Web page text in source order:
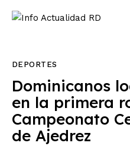
DEPORTES
Dominicanos
en la primera
Campeonato
de Ajedrez